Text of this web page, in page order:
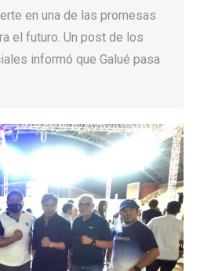
en una de las promesas
el futuro. Un post de los
informó que Galué pasa